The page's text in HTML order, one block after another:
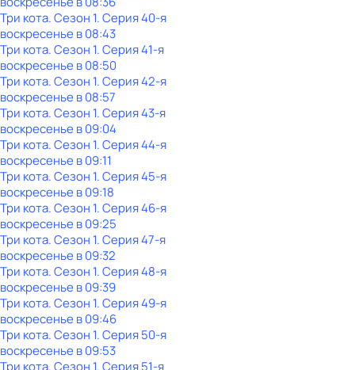
Три кота. Сезон 1. Серия 40-я
воскресенье в08:43
Три кота. Сезон 1. Серия 41-я
воскресенье в08:50
Три кота. Сезон 1. Серия 42-я
воскресенье в08:57
Три кота. Сезон 1. Серия 43-я
воскресенье в09:04
Три кота. Сезон 1. Серия 44-я
воскресенье в09:11
Три кота. Сезон 1. Серия 45-я
воскресенье в09:18
Три кота. Сезон 1. Серия 46-я
воскресенье в09:25
Три кота. Сезон 1. Серия 47-я
воскресенье в09:32
Три кота. Сезон 1. Серия 48-я
воскресенье в09:39
Три кота. Сезон 1. Серия 49-я
воскресенье в09:46
Три кота. Сезон 1. Серия 50-я
воскресенье в09:53
Три кота. Сезон 1. Серия 51-я